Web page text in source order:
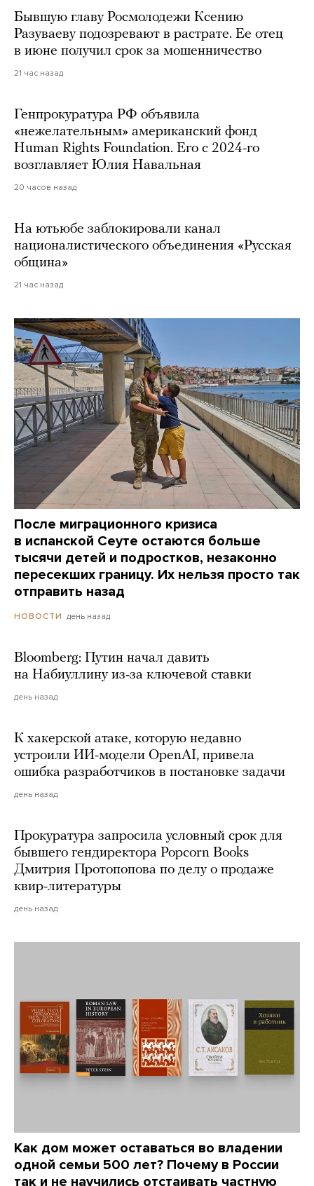
Бывшую главу Росмолодежи Ксению
Разуваеву подозревают в растрате. Ее отец
в июне получил срок за мошенничество
21 час назад
Генпрокуратура РФ объявила
«нежелательным» американский фонд
Human Rights Foundation. Его с 2024-го
возглавляет Юлия Навальная
20 часов назад
На ютьюбе заблокировали канал
националистического объединения «Русская
община»
21 час назад
После миграционного кризиса
в испанской Сеуте остаются больше
тысячи детей и подростков, незаконно
пересекших границу. Их нельзя просто так
отправить назад
НОВОСТИ день назад
Bloomberg: Путин начал давить
на Набиуллину из-за ключевой ставки
день назад
К хакерской атаке, которую недавно
устроили ИИ-модели OpenAI, привела
ошибка разработчиков в постановке задачи
день назад
Прокуратура запросила условный срок для
бывшего гендиректора Popcorn Books
Дмитрия Протопопова по делу о продаже
квир-литературы
день назад
Как дом может оставаться во владении
одной семьи 500 лет? Почему в России
так и не научились отстаивать частную